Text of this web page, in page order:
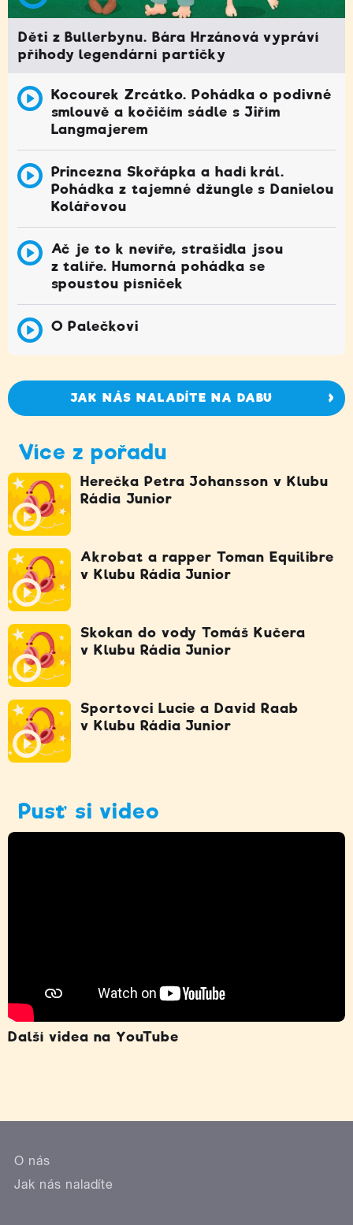
Děti z Bullerbynu. Bára Hrzánová vypráví
příhody legendární partičky
Kocourek Zrcátko. Pohádka o podivné
smlouvě a kočičím sádle s Jiřím
Langmajerem
Princezna Skořápka a hadí král.
Pohádka z tajemné džungle s Danielou
Kolářovou
Ač je to k nevíře, strašidla jsou
z talíře. Humorná pohádka se
spoustou písniček
O Palečkovi
JAK NÁS NALADÍTE NA DABU
Více z pořadu
Herečka Petra Johansson v Klubu
Rádia Junior
Akrobat a rapper Toman Equilibre
v Klubu Rádia Junior
Skokan do vody Tomáš Kučera
v Klubu Rádia Junior
Sportovci Lucie a David Raab
v Klubu Rádia Junior
Pusť si video
Další videa na YouTube
O nás
Jak nás naladíte